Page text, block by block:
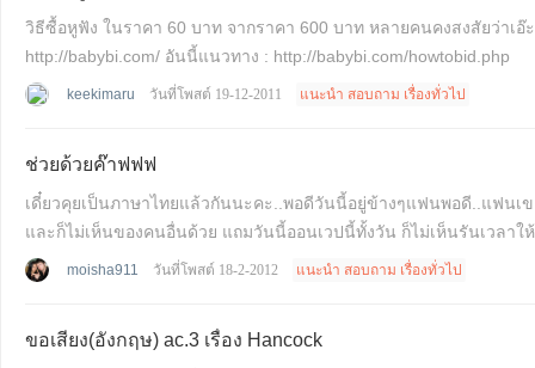
วิธีซื้อหูฟัง ในราคา 60 บาท จากราคา 600 บาท หลายคนคงสงสัยว่าเอ๊ะ ! มันยังไงกันวิธีแบบนี้มีด้วยเหรอ คำตอบนั้นคือ มีนะทำได้โดยการ..... ไม่บอกดีกว่าเข้าไปดูเองนะ 555+ ดูเว็บนี้นะ :
http://babybi.com/ อันนี้แนวทาง : http://babybi.com/howtobid.php
keekimaru วันที่โพสต์ 19-12-2011 แนะนำ สอบถาม เรื่องทั่วไป
ช่วยด้วยค๊าฟฟฟ
เดี๋ยวคุยเป็นภาษาไทยแล้วกันนะคะ..พอดีวันนี้อยู่ข้างๆแฟนพอดี..แฟนเ
และก็ไม่เห็นของคนอื่นด้วย แถมวันนี้ออนเวปนี้ทั้งวัน ก็ไม่เห็นรันเวลา
moisha911 วันที่โพสต์ 18-2-2012 แนะนำ สอบถาม เรื่องทั่วไป
ขอเสียง(อังกฤษ) ac.3 เรื่อง Hancock